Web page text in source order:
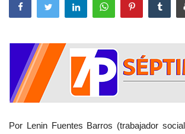
Por Lenin Fuentes Barros (trabajador